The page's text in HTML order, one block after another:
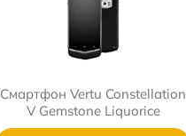
Смартфон Vertu Constellation
V Gemstone Liquorice